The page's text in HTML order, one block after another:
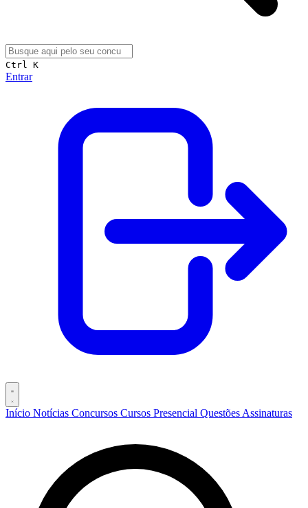
Ctrl K
Entrar
Início Notícias Concursos Cursos Presencial Questões Assinaturas